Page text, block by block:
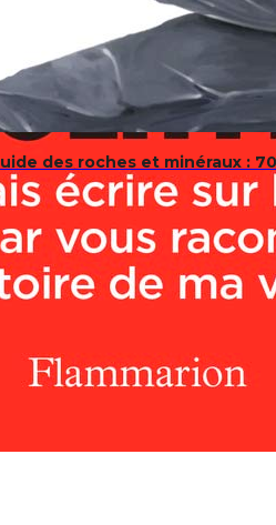
des roches et minéraux :